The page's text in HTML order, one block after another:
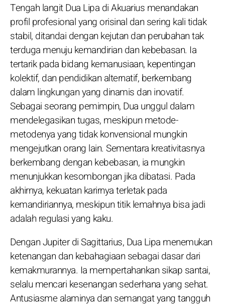
Tengah langit Dua Lipa di Akuarius menandakan
profil profesional yang orisinal dan sering kali tidak
stabil, ditandai dengan kejutan dan perubahan tak
terduga menuju kemandirian dan kebebasan. Ia
tertarik pada bidang kemanusiaan, kepentingan
kolektif, dan pendidikan alternatif, berkembang
dalam lingkungan yang dinamis dan inovatif.
Sebagai seorang pemimpin, Dua unggul dalam
mendelegasikan tugas, meskipun metode-
metodenya yang tidak konvensional mungkin
mengejutkan orang lain. Sementara kreativitasnya
berkembang dengan kebebasan, ia mungkin
menunjukkan kesombongan jika dibatasi. Pada
akhirnya, kekuatan karirnya terletak pada
kemandiriannya, meskipun titik lemahnya bisa jadi
adalah regulasi yang kaku.
Dengan Jupiter di Sagittarius, Dua Lipa menemukan
ketenangan dan kebahagiaan sebagai dasar dari
kemakmurannya. Ia mempertahankan sikap santai,
selalu mencari kesenangan sederhana yang sehat.
Antusiasme alaminya dan semangat yang tangguh